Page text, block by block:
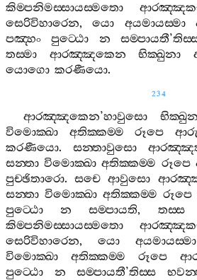
කිම‍්පනිමස‍්සායස‍්මතො
සෙරිවිහාරෙන,යො අයමායස‍්මා
පඤ‍්හං
පුට‍්ඨො න සම‍්පායතී’
තස‍්මා
ආරඤ‍්ඤකෙන භික‍්ඛුනා
යොගො කරණීයො.
234
ආරඤ‍්ඤකෙන’හාවුසො
විමොක‍්ඛා
අතික‍්කම‍්ම රූපෙ
කරණීයො. සන‍්තාවුසො
සන‍්තා විමොක‍්ඛා අතික‍්කම‍්ම රූපෙ
පුච‍්ඡිතාරො.සචෙ ආවුසො
සන‍්තා විමොක‍්ඛා අතික‍්කම‍්ම රූපෙ
පුට‍්ඨො
න සම‍්පායති, තස‍්ස
කිම‍්පනිමස‍්සායස‍්මතො
සෙරිවිහාරෙන, යො අයමායස‍්මා
විමොක‍්ඛා
අතික‍්කම‍්ම රූපෙ
පුට‍්ඨො
න සම‍්පායතී’තිස‍්ස